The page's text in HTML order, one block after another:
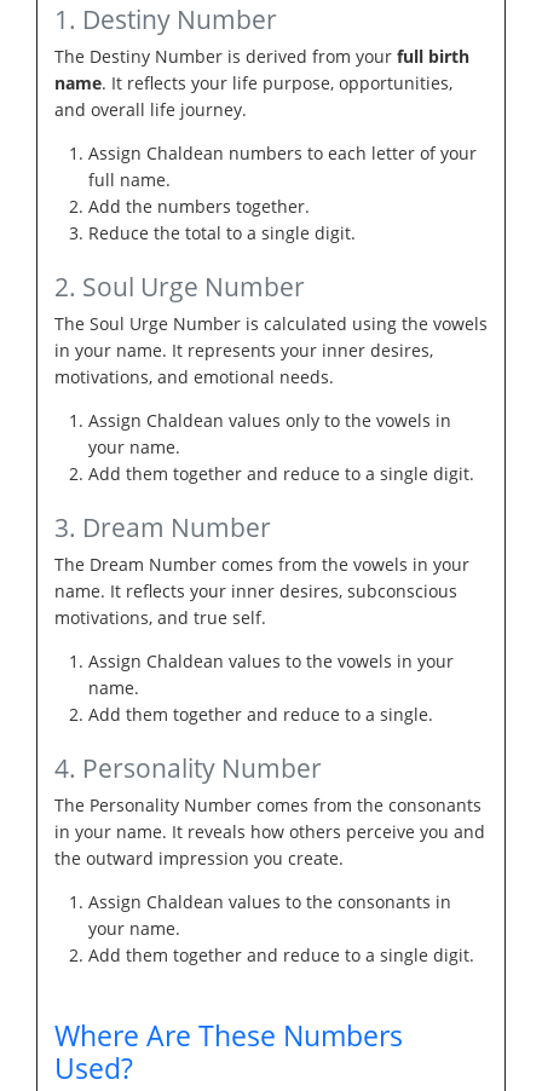
1. Destiny Number
The Destiny Number is derived from your full birth
name. It reflects your life purpose, opportunities,
and overall life journey.
Assign Chaldean numbers to each letter of your
full name.
Add the numbers together.
Reduce the total to a single digit.
2. Soul Urge Number
The Soul Urge Number is calculated using the vowels
in your name. It represents your inner desires,
motivations, and emotional needs.
Assign Chaldean values only to the vowels in
your name.
Add them together and reduce to a single digit.
3. Dream Number
The Dream Number comes from the vowels in your
name. It reflects your inner desires, subconscious
motivations, and true self.
Assign Chaldean values to the vowels in your
name.
Add them together and reduce to a single.
4. Personality Number
The Personality Number comes from the consonants
in your name. It reveals how others perceive you and
the outward impression you create.
Assign Chaldean values to the consonants in
your name.
Add them together and reduce to a single digit.
Where Are These Numbers
Used?